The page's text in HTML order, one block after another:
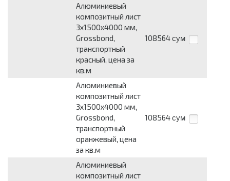
Алюминиевый
композитный лист
3х1500х4000 мм,
Grossbond,
транспортный
красный, цена за
кв.м
108564 сум
Алюминиевый
композитный лист
3х1500х4000 мм,
Grossbond,
транспортный
оранжевый, цена
за кв.м
108564 сум
Алюминиевый
композитный лист